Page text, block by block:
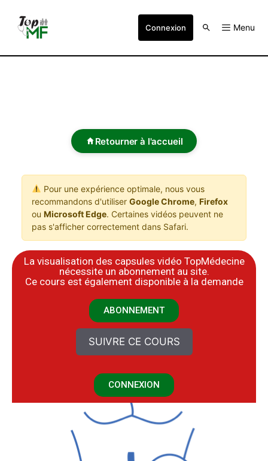
Connexion Menu
Retourner à l'accueil
Pour une expérience optimale, nous vous
recommandons d'utiliser Google Chrome, Firefox
ou Microsoft Edge. Certaines vidéos peuvent ne
pas s'afficher correctement dans Safari.
La visualisation des capsules vidéo TopMédecine
nécessite un abonnement au site.
​Ce cours est également disponible à la demande
ABONNEMENT
SUIVRE CE COURS
CONNEXION